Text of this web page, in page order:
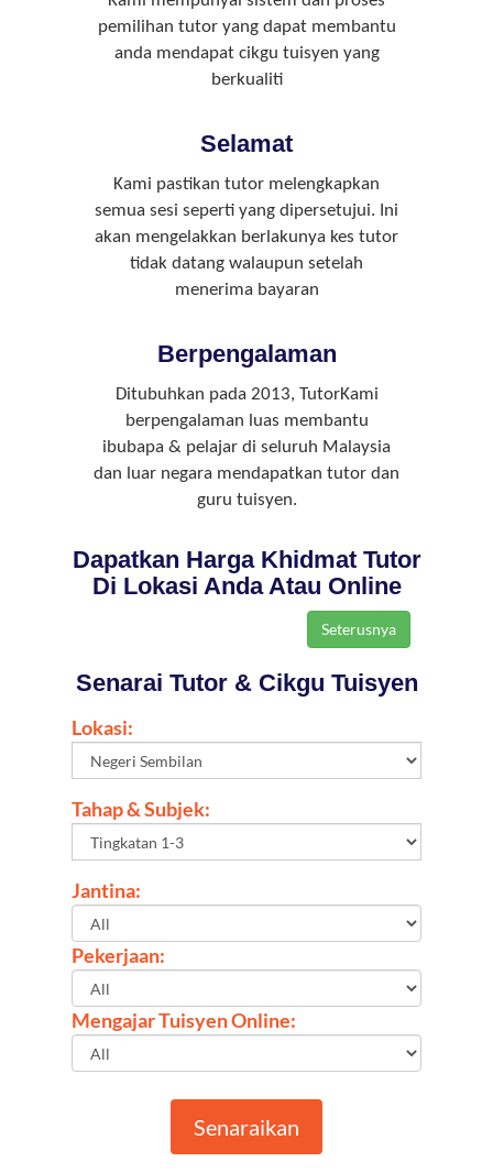
pemilihan tutor yang dapat membantu
anda mendapat cikgu tuisyen yang
berkualiti
Selamat
Kami pastikan tutor melengkapkan
semua sesi seperti yang dipersetujui. Ini
akan mengelakkan berlakunya kes tutor
tidak datang walaupun setelah
menerima bayaran
Berpengalaman
Ditubuhkan pada 2013, TutorKami
berpengalaman luas membantu
ibubapa & pelajar di seluruh Malaysia
dan luar negara mendapatkan tutor dan
guru tuisyen.
Dapatkan Harga Khidmat Tutor
Di Lokasi Anda Atau Online
Senarai Tutor & Cikgu Tuisyen
Lokasi:
Tahap & Subjek:
Jantina:
Pekerjaan:
Mengajar Tuisyen Online:
Senaraikan